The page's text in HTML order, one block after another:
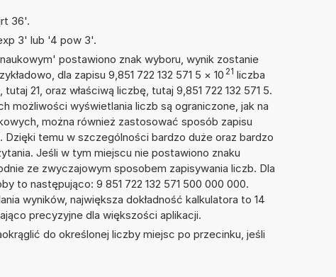
36'.
3' lub '4 pow 3'.
postawiono znak wyboru, wynik zostanie
dla zapisu 9,851 722 132 571 5 × 10 21 liczba
21, oraz właściwą liczbę, tutaj 9,851 722 132 571 5.
możliwości wyświetlania liczb są ograniczone, jak na
można również zastosować sposób zapisu
Dzięki temu w szczególności bardzo duże oraz bardzo
Jeśli w tym miejscu nie postawiono znaku
ze zwyczajowym sposobem zapisywania liczb. Dla
to następująco: 9 851 722 132 571 500 000 000.
wyników, największa dokładność kalkulatora to 14
precyzyjne dla większości aplikacji.
do określonej liczby miejsc po przecinku, jeśli